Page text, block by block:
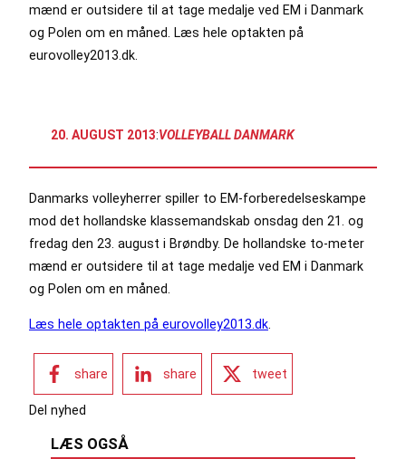
mænd er outsidere til at tage medalje ved EM i Danmark
og Polen om en måned. Læs hele optakten på
eurovolley2013.dk.
20. AUGUST 2013:VOLLEYBALL DANMARK
Danmarks volleyherrer spiller to EM-forberedelseskampe
mod det hollandske klassemandskab onsdag den 21. og
fredag den 23. august i Brøndby. De hollandske to-meter
mænd er outsidere til at tage medalje ved EM i Danmark
og Polen om en måned.
Læs hele optakten på eurovolley2013.dk.
share share tweet
Del nyhed
LÆS OGSÅ